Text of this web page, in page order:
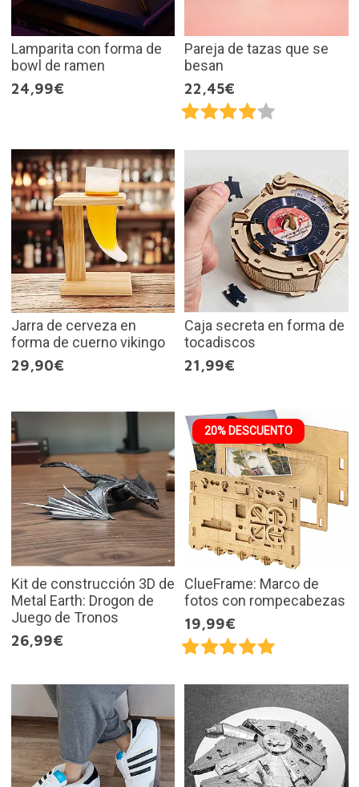
Lamparita con forma de
bowl de ramen
24,99€
Pareja de tazas que se
besan
22,45€
Jarra de cerveza en
forma de cuerno vikingo
29,90€
Caja secreta en forma de
tocadiscos
21,99€
Kit de construcción 3D de
Metal Earth: Drogon de
Juego de Tronos
26,99€
20% DESCUENTO
ClueFrame: Marco de
fotos con rompecabezas
19,99€